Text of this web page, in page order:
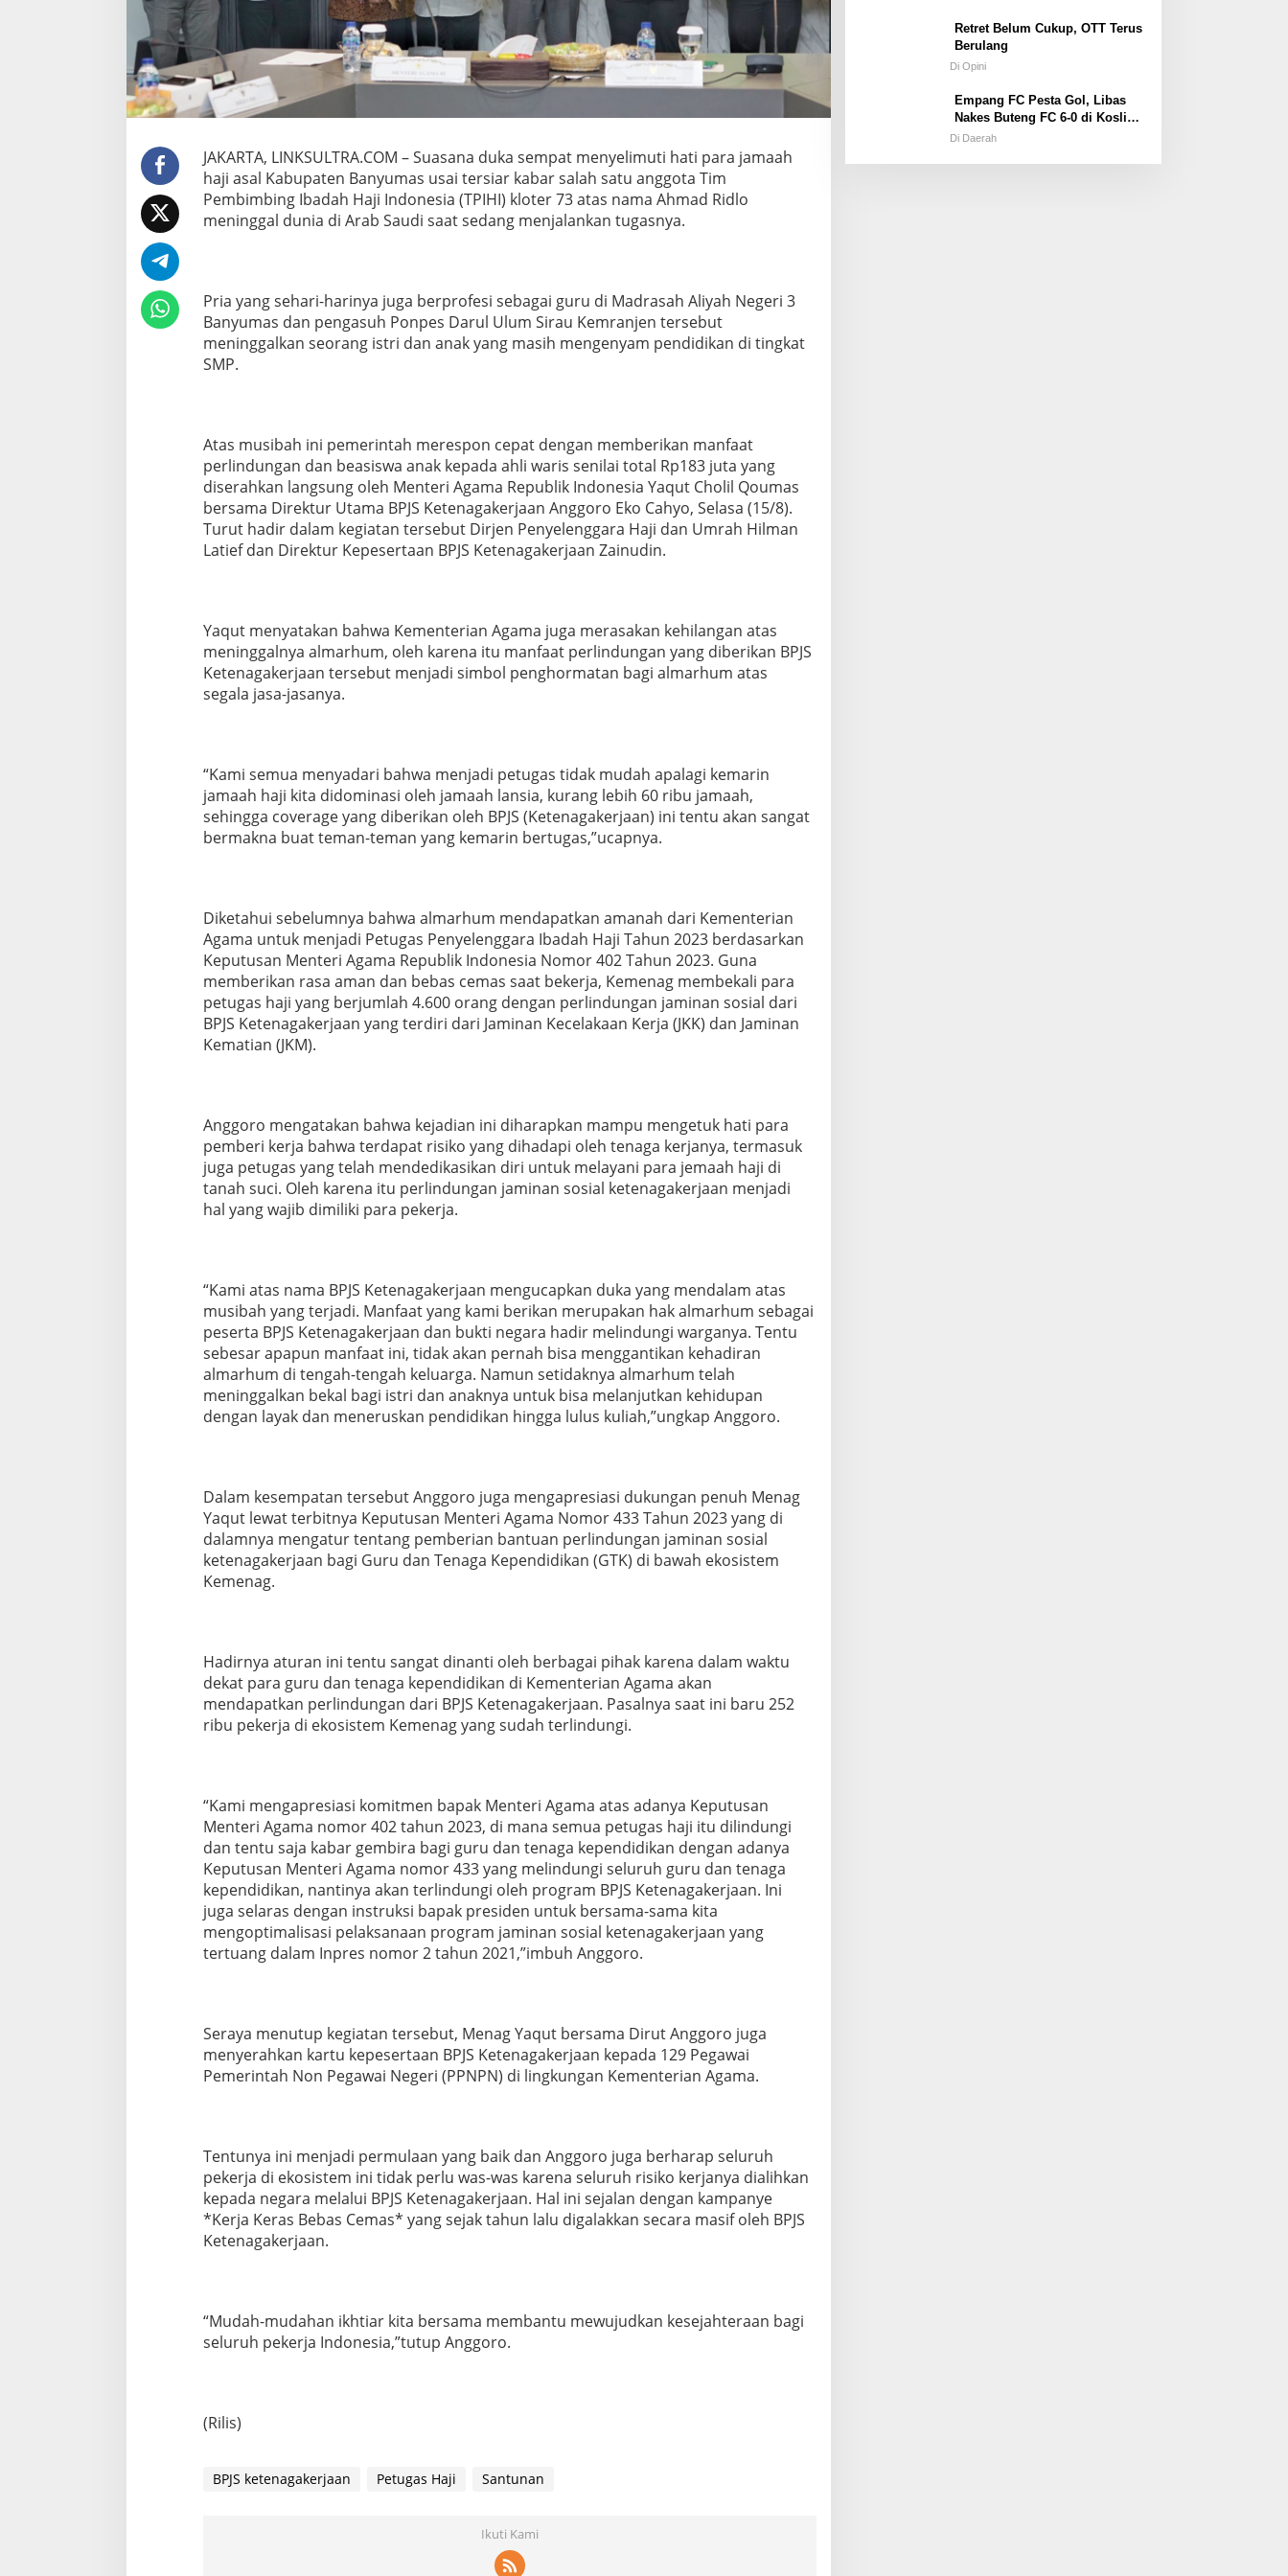
M
e
a
g
a
q
u
t
S
k
a
n
n
a
n
B
P
J
S
n
a
g
k
a
a
n
1
8
t
JAKARTA, LINKSULTRA.COM – Suasana duka sempat menyelimuti hati para jamaah
haji asal Kabupaten Banyumas usai tersiar kabar salah satu anggota Tim
Pembimbing Ibadah Haji Indonesia (TPIHI) kloter 73 atas nama Ahmad Ridlo
meninggal dunia di Arab Saudi saat sedang menjalankan tugasnya.
Pria yang sehari-harinya juga berprofesi sebagai guru di Madrasah Aliyah Negeri 3
Banyumas dan pengasuh Ponpes Darul Ulum Sirau Kemranjen tersebut
meninggalkan seorang istri dan anak yang masih mengenyam pendidikan di tingkat
SMP.
Atas musibah ini pemerintah merespon cepat dengan memberikan manfaat
perlindungan dan beasiswa anak kepada ahli waris senilai total Rp183 juta yang
diserahkan langsung oleh Menteri Agama Republik Indonesia Yaqut Cholil Qoumas
bersama Direktur Utama BPJS Ketenagakerjaan Anggoro Eko Cahyo, Selasa (15/8).
Turut hadir dalam kegiatan tersebut Dirjen Penyelenggara Haji dan Umrah Hilman
Latief dan Direktur Kepesertaan BPJS Ketenagakerjaan Zainudin.
Yaqut menyatakan bahwa Kementerian Agama juga merasakan kehilangan atas
meninggalnya almarhum, oleh karena itu manfaat perlindungan yang diberikan BPJS
Ketenagakerjaan tersebut menjadi simbol penghormatan bagi almarhum atas
segala jasa-jasanya.
“Kami semua menyadari bahwa menjadi petugas tidak mudah apalagi kemarin
jamaah haji kita didominasi oleh jamaah lansia, kurang lebih 60 ribu jamaah,
sehingga coverage yang diberikan oleh BPJS (Ketenagakerjaan) ini tentu akan sangat
bermakna buat teman-teman yang kemarin bertugas,”ucapnya.
Diketahui sebelumnya bahwa almarhum mendapatkan amanah dari Kementerian
Agama untuk menjadi Petugas Penyelenggara Ibadah Haji Tahun 2023 berdasarkan
Keputusan Menteri Agama Republik Indonesia Nomor 402 Tahun 2023. Guna
memberikan rasa aman dan bebas cemas saat bekerja, Kemenag membekali para
petugas haji yang berjumlah 4.600 orang dengan perlindungan jaminan sosial dari
BPJS Ketenagakerjaan yang terdiri dari Jaminan Kecelakaan Kerja (JKK) dan Jaminan
Kematian (JKM).
Anggoro mengatakan bahwa kejadian ini diharapkan mampu mengetuk hati para
pemberi kerja bahwa terdapat risiko yang dihadapi oleh tenaga kerjanya, termasuk
juga petugas yang telah mendedikasikan diri untuk melayani para jemaah haji di
tanah suci. Oleh karena itu perlindungan jaminan sosial ketenagakerjaan menjadi
hal yang wajib dimiliki para pekerja.
“Kami atas nama BPJS Ketenagakerjaan mengucapkan duka yang mendalam atas
musibah yang terjadi. Manfaat yang kami berikan merupakan hak almarhum sebagai
peserta BPJS Ketenagakerjaan dan bukti negara hadir melindungi warganya. Tentu
sebesar apapun manfaat ini, tidak akan pernah bisa menggantikan kehadiran
almarhum di tengah-tengah keluarga. Namun setidaknya almarhum telah
meninggalkan bekal bagi istri dan anaknya untuk bisa melanjutkan kehidupan
dengan layak dan meneruskan pendidikan hingga lulus kuliah,”ungkap Anggoro.
Dalam kesempatan tersebut Anggoro juga mengapresiasi dukungan penuh Menag
Yaqut lewat terbitnya Keputusan Menteri Agama Nomor 433 Tahun 2023 yang di
dalamnya mengatur tentang pemberian bantuan perlindungan jaminan sosial
ketenagakerjaan bagi Guru dan Tenaga Kependidikan (GTK) di bawah ekosistem
Kemenag.
Hadirnya aturan ini tentu sangat dinanti oleh berbagai pihak karena dalam waktu
dekat para guru dan tenaga kependidikan di Kementerian Agama akan
mendapatkan perlindungan dari BPJS Ketenagakerjaan. Pasalnya saat ini baru 252
ribu pekerja di ekosistem Kemenag yang sudah terlindungi.
“Kami mengapresiasi komitmen bapak Menteri Agama atas adanya Keputusan
Menteri Agama nomor 402 tahun 2023, di mana semua petugas haji itu dilindungi
dan tentu saja kabar gembira bagi guru dan tenaga kependidikan dengan adanya
Keputusan Menteri Agama nomor 433 yang melindungi seluruh guru dan tenaga
kependidikan, nantinya akan terlindungi oleh program BPJS Ketenagakerjaan. Ini
juga selaras dengan instruksi bapak presiden untuk bersama-sama kita
mengoptimalisasi pelaksanaan program jaminan sosial ketenagakerjaan yang
tertuang dalam Inpres nomor 2 tahun 2021,”imbuh Anggoro.
Seraya menutup kegiatan tersebut, Menag Yaqut bersama Dirut Anggoro juga
menyerahkan kartu kepesertaan BPJS Ketenagakerjaan kepada 129 Pegawai
Pemerintah Non Pegawai Negeri (PPNPN) di lingkungan Kementerian Agama.
Tentunya ini menjadi permulaan yang baik dan Anggoro juga berharap seluruh
pekerja di ekosistem ini tidak perlu was-was karena seluruh risiko kerjanya dialihkan
kepada negara melalui BPJS Ketenagakerjaan. Hal ini sejalan dengan kampanye
*Kerja Keras Bebas Cemas* yang sejak tahun lalu digalakkan secara masif oleh BPJS
Ketenagakerjaan.
“Mudah-mudahan ikhtiar kita bersama membantu mewujudkan kesejahteraan bagi
seluruh pekerja Indonesia,”tutup Anggoro.
(Rilis)
BPJS ketenagakerjaan Petugas Haji Santunan
Ikuti Kami
Retret Belum Cukup, OTT Terus
Berulang
Di Opini
Empang FC Pesta Gol, Libas
Nakes Buteng FC 6-0 di Kosliwu
Cup XIX
Di Daerah